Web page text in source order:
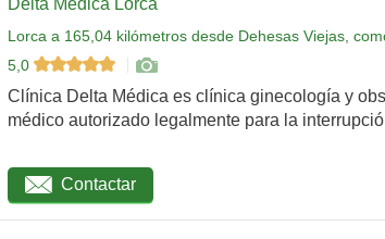
Delta Médica Lorca
Lorca a 165,04 kilómetros desde Dehesas Viejas,
5,0
Clínica Delta Médica es clínica ginecología y
médico autorizado legalmente para la
Contactar